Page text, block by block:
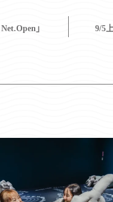
」
9/5